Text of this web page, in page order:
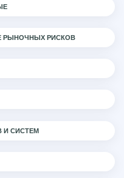
РЫНОЧНЫХ РИСКОВ
И СИСТЕМ